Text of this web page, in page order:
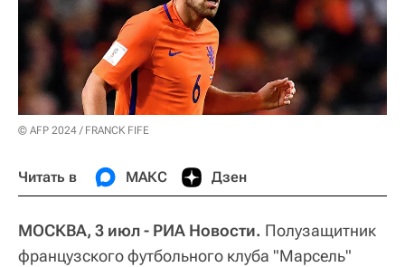
© AFP 2024 / FRANCK FIFE
Читать в МАКС Дзен
МОСКВА, 3 июл - РИА Новости. Полузащитник
французского футбольного клуба "Марсель"